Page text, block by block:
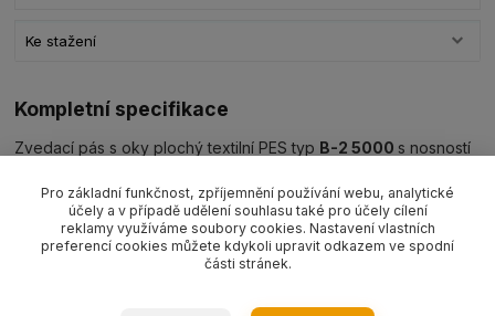
Ke stažení
Kompletní specifikace
Zvedací pás s oky plochý textilní PES typ B-2 5000s nosností
WLL5000kg,dvouvrstvý dle EN 1492-1.
Pro základní funkčnost, zpříjemnění používání webu, analytické
účely a v případě udělení souhlasu také pro účely cílení
reklamy využíváme soubory cookies. Nastavení vlastních
preferencí cookies můžete kdykoli upravit odkazem ve spodní
části stránek.